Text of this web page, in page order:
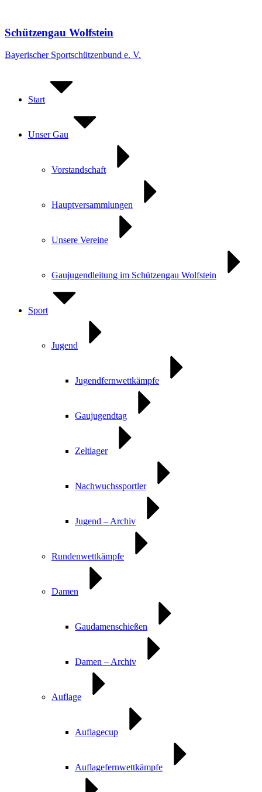
springen
Schützengau Wolfstein
Bayerischer Sportschützenbund e. V.
Start
Unser Gau
Vorstandschaft
Hauptversammlungen
Unsere Vereine
Gaujugendleitung im Schützengau Wolfstein
Sport
Jugend
Jugendfernwettkämpfe
Gaujugendtag
Zeltlager
Nachwuchssportler
Jugend – Archiv
Rundenwettkämpfe
Damen
Gaudamenschießen
Damen – Archiv
Auflage
Auflagecup
Auflagefernwettkämpfe